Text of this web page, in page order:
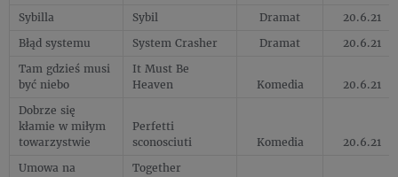
Sybilla
Sybil Dramat
20.6.21
Błąd systemu
System Crasher Dramat
20.6.21
Tam gdzieś musi
być niebo
It Must Be
Heaven
Komedia
20.6.21
Dobrze się
kłamie w miłym
towarzystwie
Perfetti
sconosciuti
Komedia
20.6.21
Umowa na
Together